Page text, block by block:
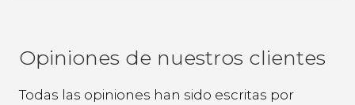
Opiniones de nuestros clientes
Todas las opiniones han sido escritas por